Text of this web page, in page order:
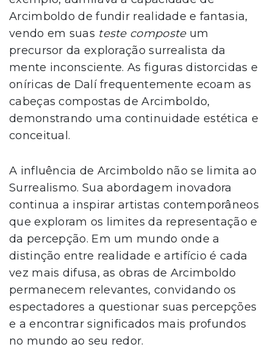
Arcimboldo de fundir realidade e fantasia,
vendo em suas teste composteum
precursor da exploração surrealista da
mente inconsciente. As figuras distorcidas e
oníricas de Dalí frequentemente ecoam as
cabeças compostas de Arcimboldo,
demonstrando uma continuidade estética e
conceitual.
A influência de Arcimboldo não se limita ao
Surrealismo. Sua abordagem inovadora
continua a inspirar artistas contemporâneos
que exploram os limites da representação e
da percepção. Em um mundo onde a
distinção entre realidade e artifício é cada
vez mais difusa, as obras de Arcimboldo
permanecem relevantes, convidando os
espectadores a questionar suas percepções
e a encontrar significados mais profundos
no mundo ao seu redor.